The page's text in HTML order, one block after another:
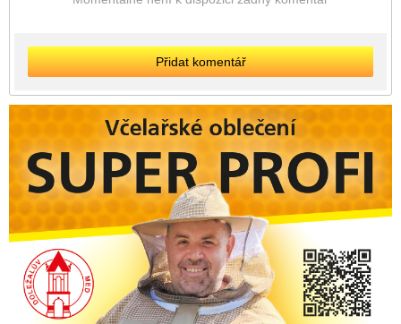
Přidat komentář